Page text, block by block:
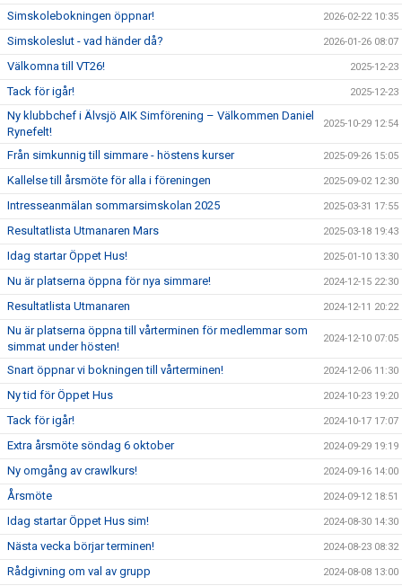
Simskolebokningen öppnar! 2026-02-22 10:35
Simskoleslut - vad händer då? 2026-01-26 08:07
Välkomna till VT26! 2025-12-23
Tack för igår! 2025-12-23
Ny klubbchef i Älvsjö AIK Simförening – Välkommen Daniel
Rynefelt!
2025-10-29 12:54
Från simkunnig till simmare - höstens kurser 2025-09-26 15:05
Kallelse till årsmöte för alla i föreningen 2025-09-02 12:30
Intresseanmälan sommarsimskolan 2025 2025-03-31 17:55
Resultatlista Utmanaren Mars 2025-03-18 19:43
Idag startar Öppet Hus! 2025-01-10 13:30
Nu är platserna öppna för nya simmare! 2024-12-15 22:30
Resultatlista Utmanaren 2024-12-11 20:22
Nu är platserna öppna till vårterminen för medlemmar som
simmat under hösten!
2024-12-10 07:05
Snart öppnar vi bokningen till vårterminen! 2024-12-06 11:30
Ny tid för Öppet Hus 2024-10-23 19:20
Tack för igår! 2024-10-17 17:07
Extra årsmöte söndag 6 oktober 2024-09-29 19:19
Ny omgång av crawlkurs! 2024-09-16 14:00
Årsmöte 2024-09-12 18:51
Idag startar Öppet Hus sim! 2024-08-30 14:30
Nästa vecka börjar terminen! 2024-08-23 08:32
Rådgivning om val av grupp 2024-08-08 13:00